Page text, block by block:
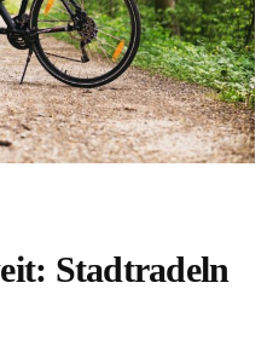
Stadtradeln